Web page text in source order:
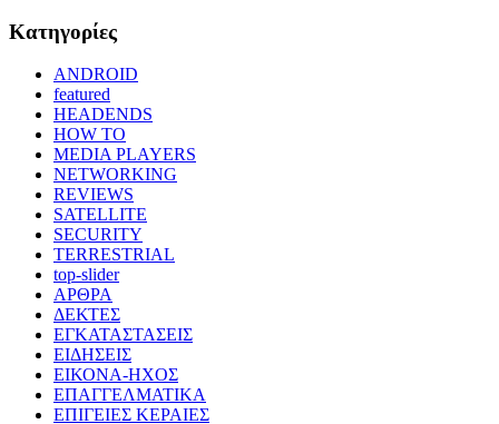
Kατηγορίες
ANDROID
featured
HEADENDS
HOW TO
MEDIA PLAYERS
NETWORKING
REVIEWS
SATELLITE
SECURITY
TERRESTRIAL
top-slider
ΑΡΘΡΑ
ΔΕΚΤΕΣ
ΕΓΚΑΤΑΣΤΑΣΕΙΣ
ΕΙΔΗΣΕΙΣ
ΕΙΚΟΝΑ-ΗΧΟΣ
ΕΠΑΓΓΕΛΜΑΤΙΚΑ
ΕΠΙΓΕΙΕΣ ΚΕΡΑΙΕΣ